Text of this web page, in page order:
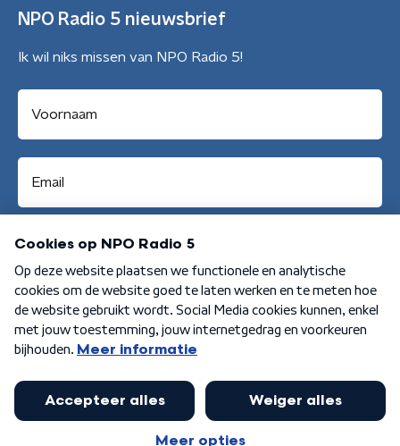
NPO Radio 5 nieuwsbrief
Ik wil niks missen van NPO Radio 5!
Aanmelden
Algemene voorwaarden